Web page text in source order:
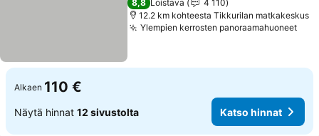
8,8 Loistava
4 110
12.2 km kohteesta Tikkurilan matkakeskus
Ylempien kerrosten panoraamahuoneet
Alkaen 110 €
Näytä hinnat 12 sivustolta Katso hinnat